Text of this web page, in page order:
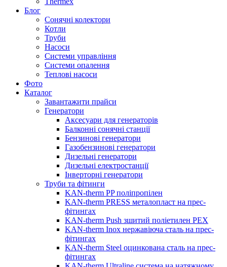
Блог
Сонячні колектори
Котли
Труби
Насоси
Системи управління
Системи опалення
Теплові насоси
Фото
Каталог
Завантажити прайси
Генератори
Аксесуари для генераторів
Балконні сонячні станції
Бензинові генератори
Газобензинові генератори
Дизельні генератори
Дизельні електростанції
Інверторні генератори
Труби та фітинги
KAN-therm PP поліпропілен
KAN-therm PRESS металопласт на прес-
фітингах
KAN-therm Push зшитий поліетилен PEX
KAN-therm Inox нержавіюча сталь на прес-
фітингах
KAN-therm Steel оцинкована сталь на прес-
фітингах